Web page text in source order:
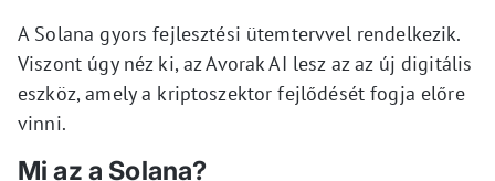
A Solana gyors fejlesztési ütemtervvel rendelkezik.
Viszont úgy néz ki, az Avorak AI lesz az az új digitális
eszköz, amely a kriptoszektor fejlődését fogja előre
vinni.
Mi az a Solana?